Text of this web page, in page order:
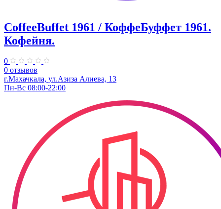
CoffeeBuffet 1961 / КоффеБуффет 1961.
Кофейня.
0
0 отзывов
г.Махачкала, ул.Азиза Алиева, 13
Пн-Вс 08:00-22:00